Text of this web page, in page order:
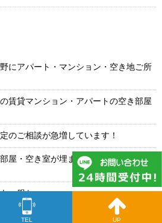
にアパート・マンション・空き地ご所
賃貸マンション・アパートの空き部屋
のご相談が急増しています！
屋・空き室が埋まらないアパート・マ
一服か。
TEL UP